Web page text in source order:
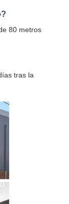
80 metros
tras la